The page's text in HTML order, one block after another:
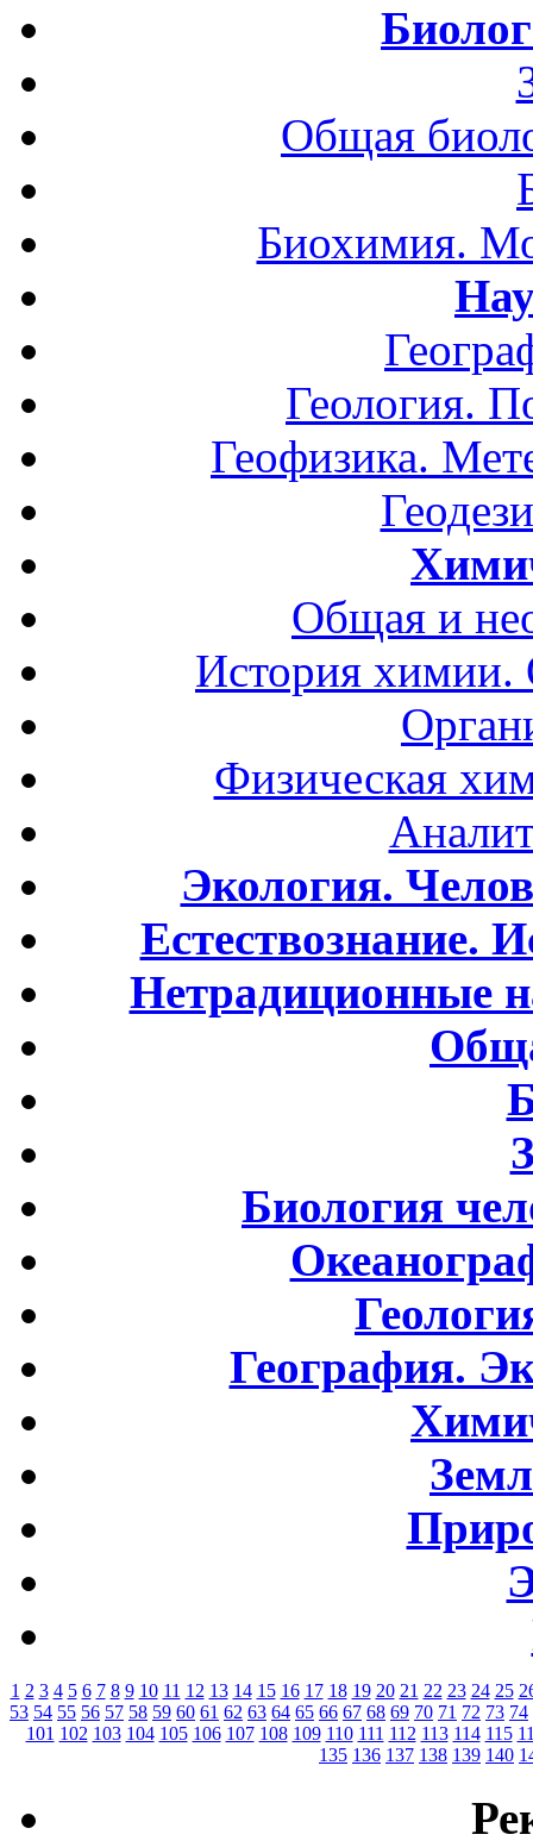
Общая
Биохимия.
Геология.
Геофизика.
Общая и
История
Физическая
Экология.
Естествознание.
Нетрадиционные
Биология
География.
1 2 3 4 5 6 7 8 9 10 11 12 13 14 15 16 17 18 19 20 21 22 23 24 25
53 54 55 56 57 58 59 60 61 62 63 64 65 66 67 68 69 70 71 72 73 74
101 102 103 104 105 106 107 108 109 110 111 112 113 114 115
135 136 137 138 139 140